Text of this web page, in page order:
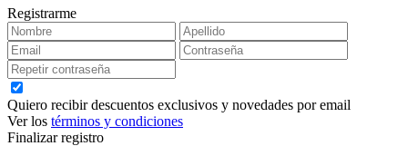
Registrarme
Quiero recibir descuentos exclusivos y novedades por email
Ver los términos y condiciones
Finalizar registro